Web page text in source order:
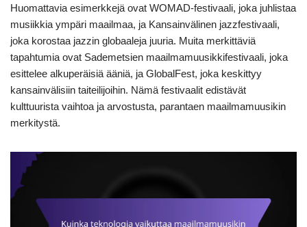
Huomattavia esimerkkejä ovat WOMAD-festivaali, joka juhlistaa
musiikkia ympäri maailmaa, ja Kansainvälinen jazzfestivaali,
joka korostaa jazzin globaaleja juuria. Muita merkittäviä
tapahtumia ovat Sademetsien maailmamuusikkifestivaali, joka
esittelee alkuperäisiä ääniä, ja GlobalFest, joka keskittyy
kansainvälisiin taiteilijoihin. Nämä festivaalit edistävät
kulttuurista vaihtoa ja arvostusta, parantaen maailmamuusikin
merkitystä.